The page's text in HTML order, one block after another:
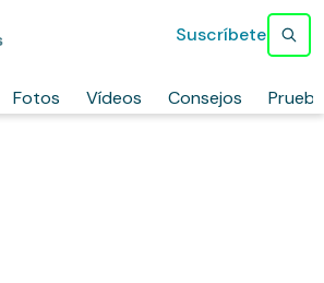
Fotos Vídeos Consejos
Suscríbete